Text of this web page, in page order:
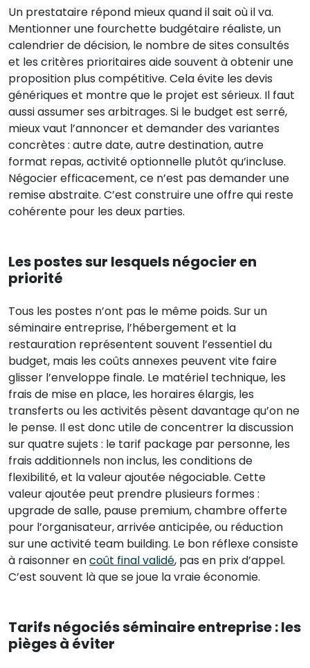
Un prestataire répond mieux quand il sait où il va.
Mentionner une fourchette budgétaire réaliste, un
calendrier de décision, le nombre de sites consultés
et les critères prioritaires aide souvent à obtenir une
proposition plus compétitive. Cela évite les devis
génériques et montre que le projet est sérieux. Il faut
aussi assumer ses arbitrages. Si le budget est serré,
mieux vaut l’annoncer et demander des variantes
concrètes : autre date, autre destination, autre
format repas, activité optionnelle plutôt qu’incluse.
Négocier efficacement, ce n’est pas demander une
remise abstraite. C’est construire une offre qui reste
cohérente pour les deux parties.
Les postes sur lesquels négocier en
priorité
Tous les postes n’ont pas le même poids. Sur un
séminaire entreprise, l’hébergement et la
restauration représentent souvent l’essentiel du
budget, mais les coûts annexes peuvent vite faire
glisser l’enveloppe finale. Le matériel technique, les
frais de mise en place, les horaires élargis, les
transferts ou les activités pèsent davantage qu’on ne
le pense. Il est donc utile de concentrer la discussion
sur quatre sujets : le tarif package par personne, les
frais additionnels non inclus, les conditions de
flexibilité, et la valeur ajoutée négociable. Cette
valeur ajoutée peut prendre plusieurs formes :
upgrade de salle, pause premium, chambre offerte
pour l’organisateur, arrivée anticipée, ou réduction
sur une activité team building. Le bon réflexe consiste
à raisonner encoût final validé, pas en prix d’appel.
C’est souvent là que se joue la vraie économie.
Tarifs négociés séminaire entreprise : les
pièges à éviter